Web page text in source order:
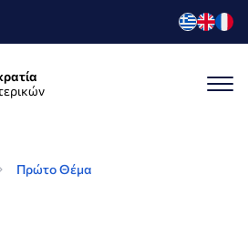
Πρώτο Θέμα